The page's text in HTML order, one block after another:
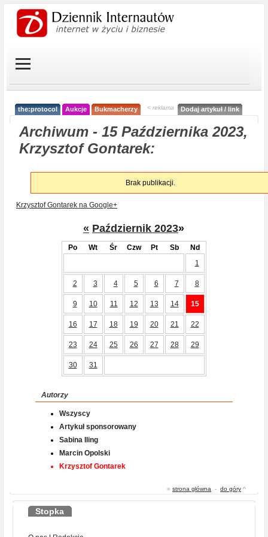
the:protocol Aukcje Bukmacherzy < reklama Dodaj artykuł / link
Archiwum - 15 Października 2023,
Krzysztof Gontarek:
Brak publikacji.
Krzysztof Gontarek na Google+
« Październik 2023»
Po Wt Śr Czw Pt Sb
Nd
1
2 3 4 5 6 7 8
9 10 11 12 13 14 15
16 17 18 19 20 21 22
23 24 25 26 27 28 29
30 31
Autorzy
Wszyscy
Artykuł sponsorowany
Sabina Iling
Marcin Opolski
Krzysztof Gontarek
« strona główna - do góry ^
Stopka